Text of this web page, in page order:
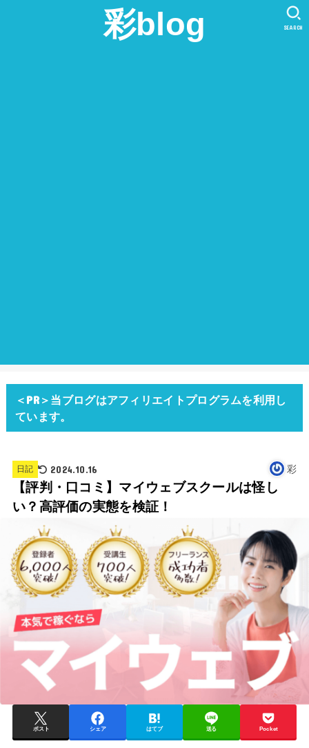
彩blog SEARCH
＜PR＞当ブログはアフィリエイトプログラムを利用し
ています。
日記 2024.10.16 彩
【評判・口コミ】マイウェブスクールは怪し
い？高評価の実態を検証！
ポスト シェア はてブ 送る Pocket